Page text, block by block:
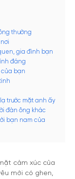
thường
gia đình bạn
đáng
của bạn
trước mặt anh ấy
đàn ông khác
bạn nam của
cảm xúc của
mới có ghen,